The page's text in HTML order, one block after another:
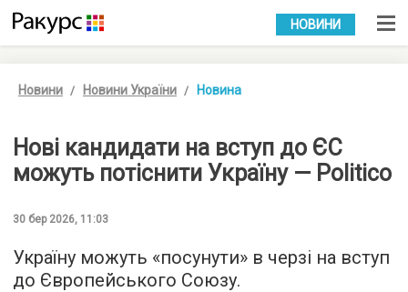
УКР РУС
НОВИНИ
Новини Новини України Новина
Нові кандидати на вступ до ЄС
можуть потіснити Україну — Politico
30 бер 2026, 11:03
Україну можуть «посунути» в черзі на вступ
до Європейського Союзу.